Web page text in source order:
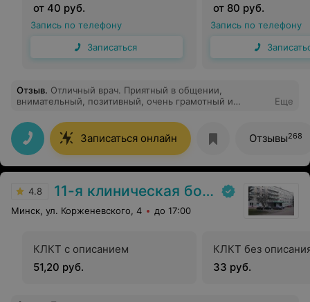
от 40 руб.
Запись по телефону
Записаться
от 80 руб.
Запись по телефону
Отзыв. Отличный врач. Приятный в общении,
внимательный, позитивный, очень грамотный и
Еще
Записаться онлайн Отзывы268
4.8 11-я клиническая больница
Минск, ул. Корженевского, 4 до 17:00
КЛКТ с описанием
51,20 руб.
КЛКТ без
33 руб.